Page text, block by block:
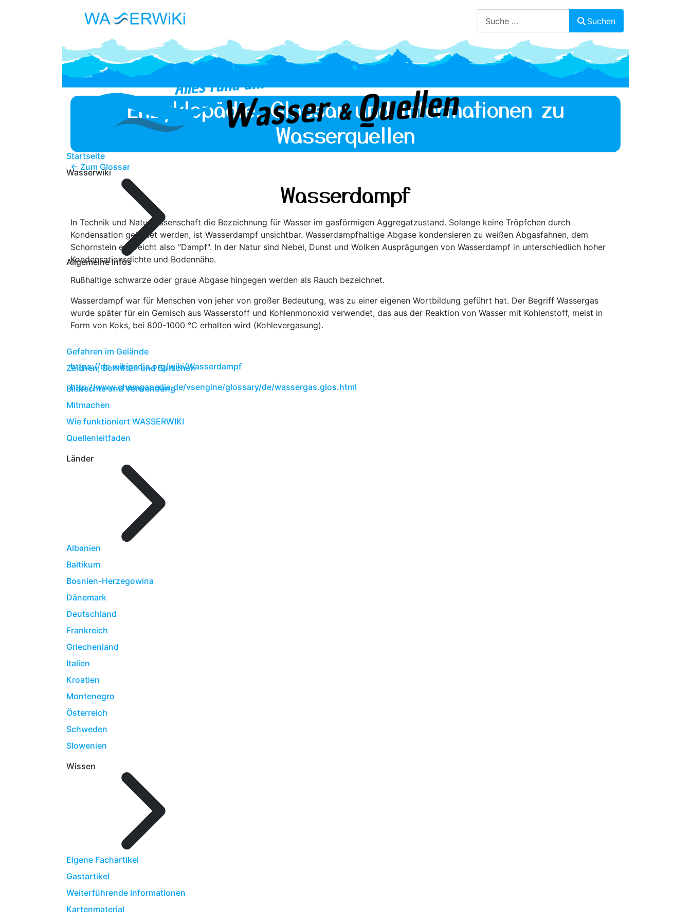
Suchen
Startseite
Wasserwiki
Allgemeine Infos
Gefahren im Gelände
Zeichen, Schriften und Sprachen
Bildrechte und Verwendung
Mitmachen
Wie funktioniert WASSERWIKI
Quellenleitfaden
Länder
Albanien
Baltikum
Bosnien-Herzegowina
Dänemark
Deutschland
Frankreich
Griechenland
Italien
Kroatien
Montenegro
Österreich
Schweden
Slowenien
Wissen
Eigene Fachartikel
Gastartikel
Weiterführende Informationen
Kartenmaterial
Enzyklopädie, Glossar und Informationen zu
Wasserquellen
← Zum Glossar
Wasserdampf
In Technik und Naturwissenschaft die Bezeichnung für Wasser im gasförmigen Aggregatzustand. Solange keine Tröpfchen durch
Kondensation gebildet werden, ist Wasserdampf unsichtbar. Wasserdampfhaltige Abgase kondensieren zu weißen Abgasfahnen, dem
Schornstein entweicht also "Dampf". In der Natur sind Nebel, Dunst und Wolken Ausprägungen von Wasserdampf in unterschiedlich hoher
Kondensationsdichte und Bodennähe.
Rußhaltige schwarze oder graue Abgase hingegen werden als Rauch bezeichnet.
Wasserdampf war für Menschen von jeher von großer Bedeutung, was zu einer eigenen Wortbildung geführt hat. Der Begriff Wassergas
wurde später für ein Gemisch aus Wasserstoff und Kohlenmonoxid verwendet, das aus der Reaktion von Wasser mit Kohlenstoff, meist in
Form von Koks, bei 800-1000 °C erhalten wird (Kohlevergasung).
https://de.wikipedia.org/wiki/Wasserdampf
http://www.chemgapedia.de/vsengine/glossary/de/wassergas.glos.html